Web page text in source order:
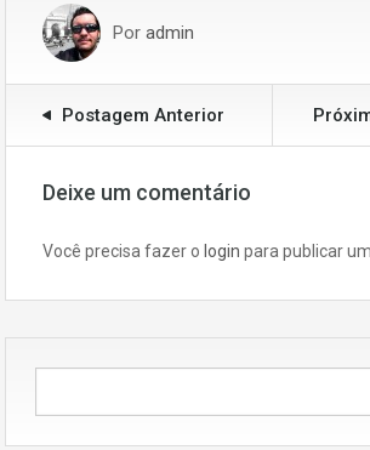
Por admin
Postagem Anterior
Deixe um comentário
Você precisa fazer o login para publicar